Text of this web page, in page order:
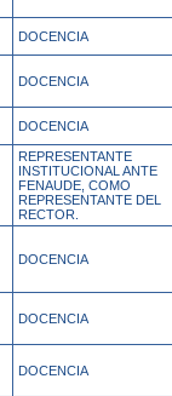
DOCENCIA
DOCENCIA
DOCENCIA
REPRESENTANTE
INSTITUCIONAL ANTE
FENAUDE, COMO
REPRESENTANTE DEL
RECTOR.
DOCENCIA
DOCENCIA
DOCENCIA